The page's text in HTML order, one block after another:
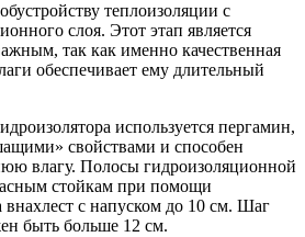
теплоизоляции с
слоя. Этот этап является
так как именно качественная
обеспечивает ему длительный
используется пергамин,
свойствами и способен
влагу. Полосы гидроизоляционной
стойкам при помощи
внахлест с напуском до 10 см. Шаг
быть больше 12 см.